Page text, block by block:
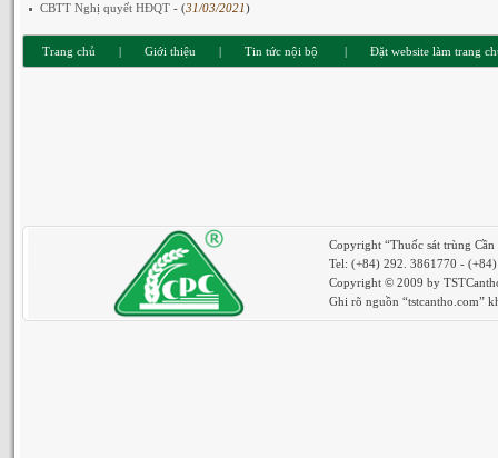
CBTT Nghị quyết HĐQT - (31/03/2021)
Trang chủ | Giới thiệu | Tin tức nội bộ | Đặt website làm trang
Copyright “Thuốc sát trùng
Tel: (+84) 292. 3861770 -
Copyright © 2009 by
Ghi rõ nguồn “tstcantho.com”